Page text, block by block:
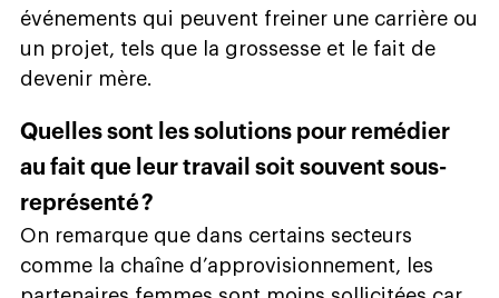
événements qui peuvent freiner une carrière ou
un projet, tels que la grossesse et le fait de
devenir mère.
Quelles sont les solutions pour remédier
au fait que leur travail soit souvent sous-
représenté ?
On remarque que dans certains secteurs
comme la chaîne d’approvisionnement, les